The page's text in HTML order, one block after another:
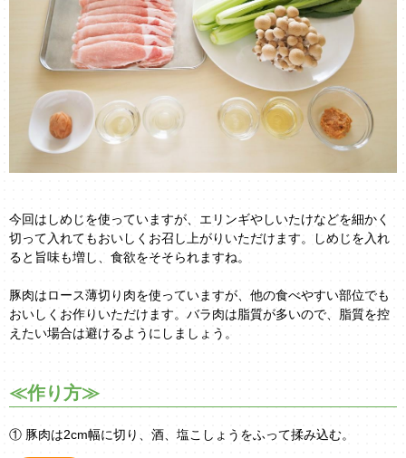
今回はしめじを使っていますが、エリンギやしいたけなどを細かく
切って入れてもおいしくお召し上がりいただけます。しめじを入れ
ると旨味も増し、食欲をそそられますね。
豚肉はロース薄切り肉を使っていますが、他の食べやすい部位でも
おいしくお作りいただけます。バラ肉は脂質が多いので、脂質を控
えたい場合は避けるようにしましょう。
≪作り方≫
① 豚肉は2cm幅に切り、酒、塩こしょうをふって揉み込む。